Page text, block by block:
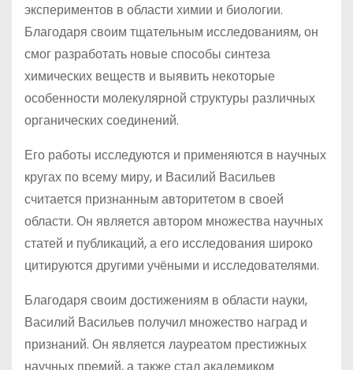
экспериментов в области химии и биологии.
Благодаря своим тщательным исследованиям, он
смог разработать новые способы синтеза
химических веществ и выявить некоторые
особенности молекулярной структуры различных
органических соединений.
Его работы исследуются и применяются в научных
кругах по всему миру, и Василий Васильев
считается признанным авторитетом в своей
области. Он является автором множества научных
статей и публикаций, а его исследования широко
цитируются другими учёными и исследователями.
Благодаря своим достижениям в области науки,
Василий Васильев получил множество наград и
признаний. Он является лауреатом престижных